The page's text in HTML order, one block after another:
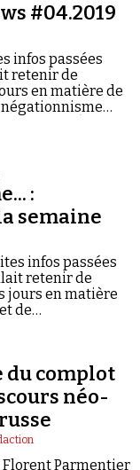
#04.2019
infos passées
retenir de
en matière de
:
semaine
infos passées
retenir de
jours en matière
de
du complot
néo-
Parmentier